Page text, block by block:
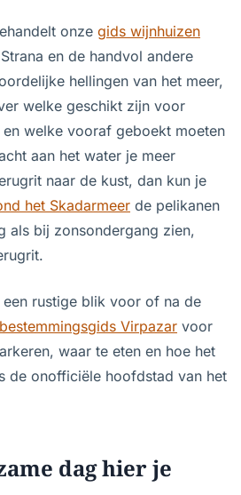
onze gids wijnhuizen
en de handvol andere
hellingen van het meer,
welke geschikt zijn voor
welke vooraf geboekt moeten
aan het water je meer
naar de kust, dan kun je
het Skadarmeer de pelikanen
als bij zonsondergang zien,
rustige blik voor of na de
bestemmingsgids Virpazar voor
waar te eten en hoe het
de onofficiële hoofdstad van het
dag hier je